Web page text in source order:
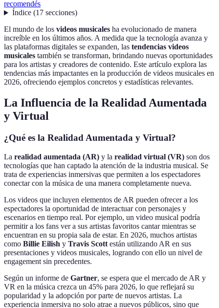
recomendés
Índice(17 secciones)
El mundo de los videos musicales ha evolucionado de manera
increíble en los últimos años. A medida que la tecnología avanza y
las plataformas digitales se expanden, las tendencias videos
musicales también se transforman, brindando nuevas oportunidades
para los artistas y creadores de contenido. Este artículo explora las
tendencias más impactantes en la producción de videos musicales en
2026, ofreciendo ejemplos concretos y estadísticas relevantes.
La Influencia de la Realidad Aumentada
y Virtual
¿Qué es la Realidad Aumentada y Virtual?
La realidad aumentada (AR) y la realidad virtual (VR) son dos
tecnologías que han captado la atención de la industria musical. Se
trata de experiencias inmersivas que permiten a los espectadores
conectar con la música de una manera completamente nueva.
Los videos que incluyen elementos de AR pueden ofrecer a los
espectadores la oportunidad de interactuar con personajes y
escenarios en tiempo real. Por ejemplo, un video musical podría
permitir a los fans ver a sus artistas favoritos cantar mientras se
encuentran en su propia sala de estar. En 2026, muchos artistas
como Billie Eilish y Travis Scott están utilizando AR en sus
presentaciones y videos musicales, logrando con ello un nivel de
engagement sin precedentes.
Según un informe de Gartner, se espera que el mercado de AR y
VR en la música crezca un 45% para 2026, lo que reflejará su
popularidad y la adopción por parte de nuevos artistas. La
experiencia inmersiva no solo atrae a nuevos públicos, sino que